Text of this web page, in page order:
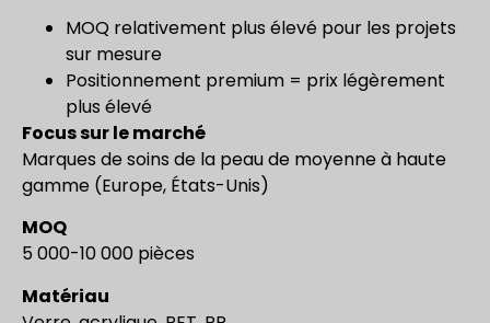
MOQ relativement plus élevé pour les projets
sur mesure
Positionnement premium = prix légèrement
plus élevé
Focus sur le marché
Marques de soins de la peau de moyenne à haute
gamme (Europe, États-Unis)
MOQ
5 000-10 000 pièces
Matériau